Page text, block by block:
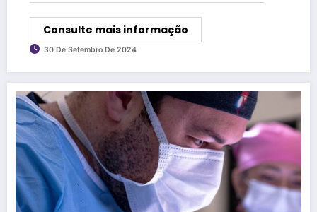
Consulte mais informação
30 De Setembro De 2024